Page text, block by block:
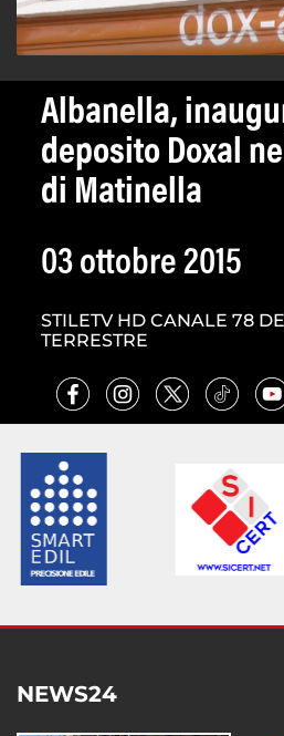
Albanella,
deposito Doxal
di Matinella
03 ottobre 2015
STILETV HD CANALE 78
TERRESTRE
NEWS24